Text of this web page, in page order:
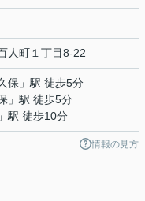
人町 １丁目8-22
保 」駅 徒歩5分
」駅 徒歩5分
」駅 徒歩10分
情報の見方